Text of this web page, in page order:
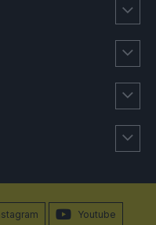
Youtube